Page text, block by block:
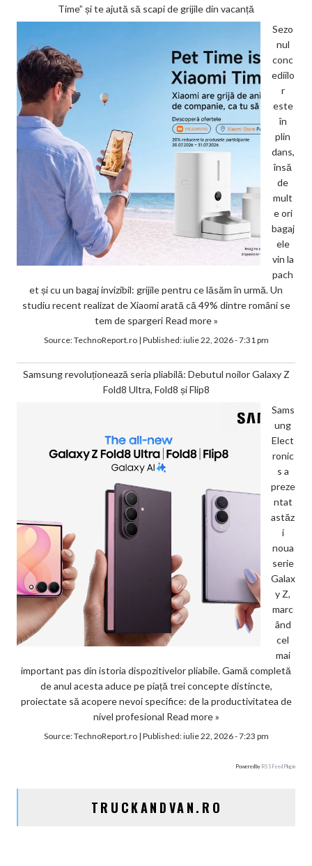
Time” și te ajută să scapi de grijile din vacanță
Sezo
nul
conc
ediilo
r
este
în
plin
dans,
însă
de
mult
e ori
bagaj
ele
vin la
pach
et și cu un bagaj invizibil: grijile pentru ce lăsăm în urmă. Un
studiu recent realizat de Xiaomi arată că 49% dintre români se
tem de spargeri Read more »
Source:TechnoReport.ro| Published:iulie 22, 2026 - 7:31 pm
Samsung revoluționează seria pliabilă: Debutul noilor Galaxy Z
Fold8 Ultra, Fold8 și Flip8
Sams
ung
Elect
ronic
s a
preze
ntat
astăz
i
noua
serie
Galax
y Z,
marc
ând
cel
mai
important pas din istoria dispozitivelor pliabile. Gamă completă
de anul acesta aduce pe piață trei concepte distincte,
proiectate să acopere nevoi specifice: de la productivitatea de
nivel profesional Read more »
Source:TechnoReport.ro| Published:iulie 22, 2026 - 7:23 pm
Powered by RSS Feed Plugin
TRUCKANDVAN.RO